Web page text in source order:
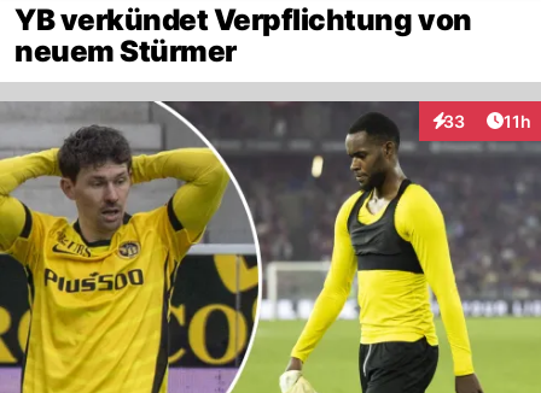
YB verkündet Verpflichtung von
neuem Stürmer
33
Interaktionen
11h